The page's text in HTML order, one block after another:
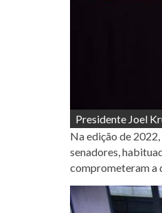
Presidente Joel
Na edição de
senadores,
comprometeram a